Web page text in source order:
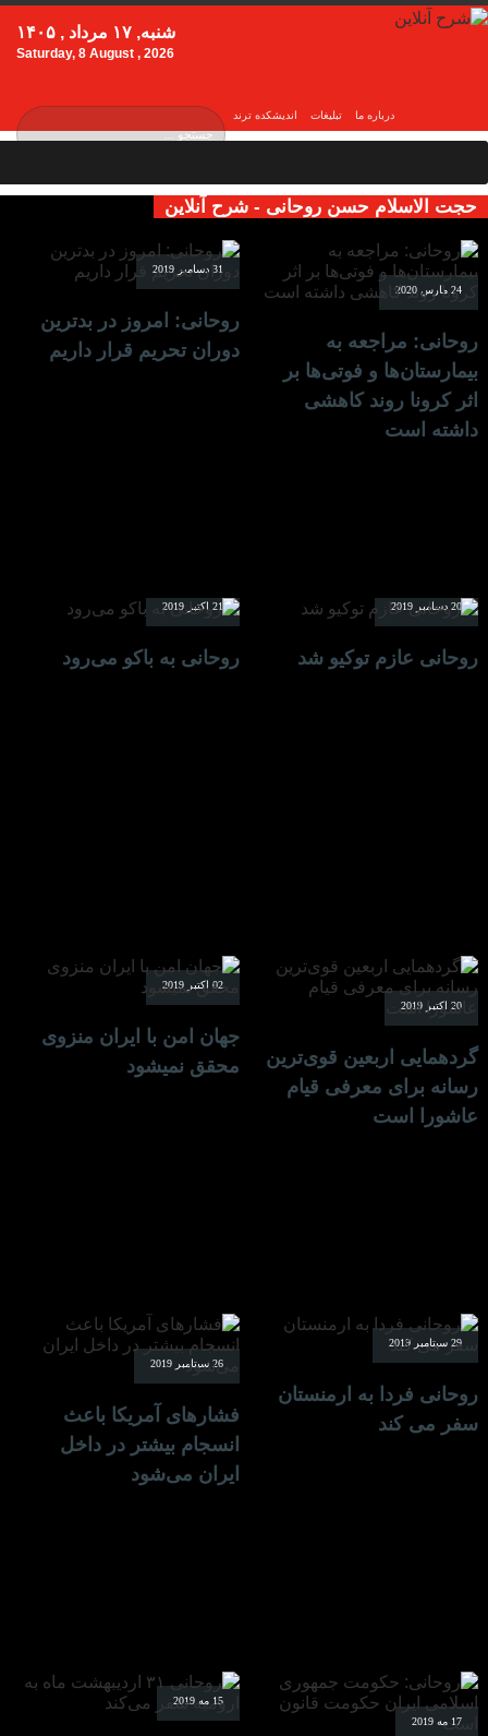
اندیشکده ترند تبلیغات درباره ما
شنبه, ۱۷ مرداد , ۱۴۰۵
Saturday, 8 August , 2026
حجت الاسلام حسن روحانی - شرح آنلاین
24 مارس 2020
روحانی: مراجعه به
بیمارستان‌ها و فوتی‌ها بر
اثر کرونا روند کاهشی
داشته است
31 دسامبر 2019
روحانی: امروز در بدترین
دوران تحریم قرار داریم
20 دسامبر 2019
روحانی عازم توکیو شد
21 اکتبر 2019
روحانی به باکو می‌رود
20 اکتبر 2019
گردهمایی اربعین قوی‌ترین
رسانه برای معرفی قیام
عاشورا است
02 اکتبر 2019
جهان امن با ایران منزوی
محقق نمیشود
29 سپتامبر 2019
روحانی فردا به ارمنستان
سفر می کند
26 سپتامبر 2019
فشارهای آمریکا باعث
انسجام بیشتر در داخل
ایران می‌شود
17 مه 2019
15 مه 2019